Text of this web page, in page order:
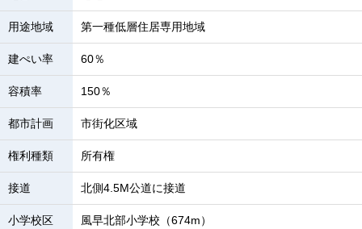
用途地域 第一種低層住居専用地域
建ぺい率 60％
容積率 150％
都市計画 市街化区域
権利種類 所有権
接道 北側4.5M公道に接道
小学校区 風早北部小学校（674m）